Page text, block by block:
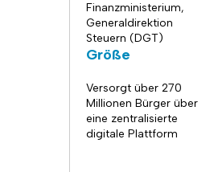
Finanzministerium,
Generaldirektion
Steuern (DGT)
Größe
Versorgt über 270
Millionen Bürger über
eine zentralisierte
digitale Plattform